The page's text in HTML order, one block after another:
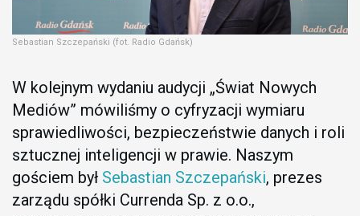
Sebastian Szczepański (fot. Radio Gdańsk)
W kolejnym wydaniu audycji „Świat Nowych
Mediów” mówiliśmy o cyfryzacji wymiaru
sprawiedliwości, bezpieczeństwie danych i roli
sztucznej inteligencji w prawie. Naszym
gościem był Sebastian Szczepański, prezes
zarządu spółki Currenda Sp. z o.o.,